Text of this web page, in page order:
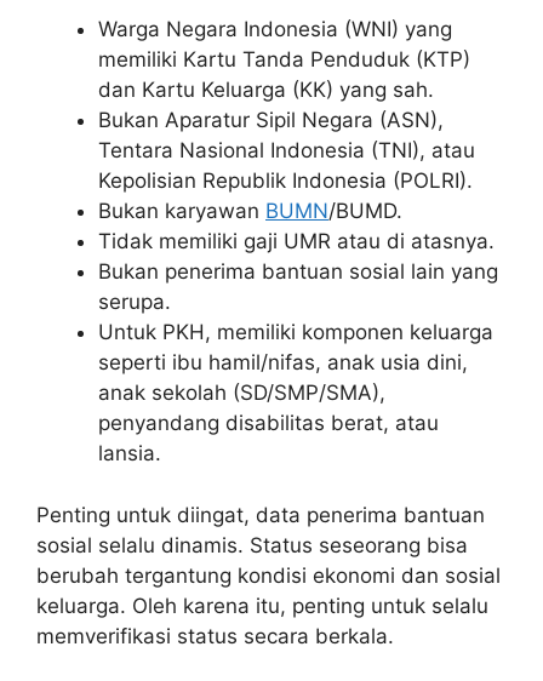
Warga Negara Indonesia (WNI) yang
memiliki Kartu Tanda Penduduk (KTP)
dan Kartu Keluarga (KK) yang sah.
Bukan Aparatur Sipil Negara (ASN),
Tentara Nasional Indonesia (TNI), atau
Kepolisian Republik Indonesia (POLRI).
Bukan karyawan BUMN/BUMD.
Tidak memiliki gaji UMR atau di atasnya.
Bukan penerima bantuan sosial lain yang
serupa.
Untuk PKH, memiliki komponen keluarga
seperti ibu hamil/nifas, anak usia dini,
anak sekolah (SD/SMP/SMA),
penyandang disabilitas berat, atau
lansia.
Penting untuk diingat, data penerima bantuan
sosial selalu dinamis. Status seseorang bisa
berubah tergantung kondisi ekonomi dan sosial
keluarga. Oleh karena itu, penting untuk selalu
memverifikasi status secara berkala.